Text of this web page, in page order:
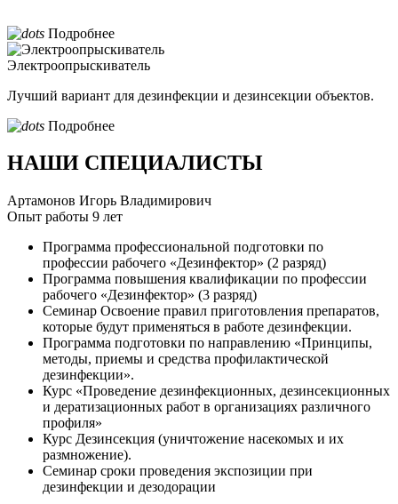
Подробнее
Электроопрыскиватель
Лучший вариант для дезинфекции и дезинсекции объектов.
Подробнее
НАШИ СПЕЦИАЛИСТЫ
Артамонов Игорь Владимирович
Опыт работы 9 лет
Программа профессиональной подготовки по
профессии рабочего «Дезинфектор» (2 разряд)
Программа повышения квалификации по профессии
рабочего «Дезинфектор» (3 разряд)
Семинар Освоение правил приготовления препаратов,
которые будут применяться в работе дезинфекции.
Программа подготовки по направлению «Принципы,
методы, приемы и средства профилактической
дезинфекции».
Курс «Проведение дезинфекционных, дезинсекционных
и дератизационных работ в организациях различного
профиля»
Курс Дезинсекция (уничтожение насекомых и их
размножение).
Семинар сроки проведения экспозиции при
дезинфекции и дезодорации